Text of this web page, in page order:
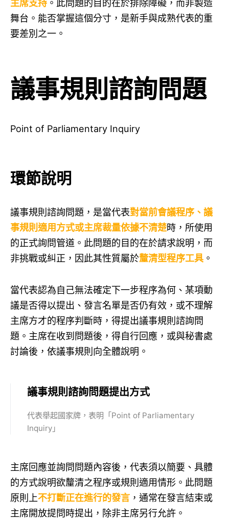
主席支持。此問題的目的在於排除障礙，而非製造
舞台。能否掌握這個分寸，是新手與成熟代表的重
要差別之一。
議事規則諮詢問題
Point of Parliamentary Inquiry
環節說明
議事規則諮詢問題，是當代表對當前會議程序、議
事規則適用方式或主席裁量依據不清楚時，所使用
的正式詢問管道。此問題的目的在於請求說明，而
非挑戰或糾正，因此其性質屬於釐清型程序工具 。
當代表認為自己無法確定下一步程序為何、某項動
議是否得以提出、發言名單是否仍有效，或不理解
主席方才的程序判斷時，得提出議事規則諮詢問
題。主席在收到問題後，得自行回應，或與秘書處
討論後，依議事規則向全體說明。
議事規則諮詢問題提出方式
代表舉起國家牌，表明「Point of Parliamentary
Inquiry」
主席回應並詢問問題內容後，代表須以簡要、具體
的方式說明欲釐清之程序或規則適用情形。此問題
原則上不打斷正在進行的發言 ，通常在發言結束或
主席開放提問時提出，除非主席另行允許。